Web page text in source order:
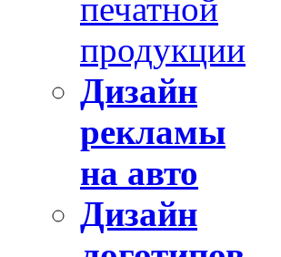
печатной
продукции
Дизайн
рекламы
на авто
Дизайн